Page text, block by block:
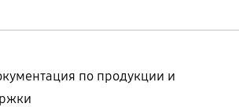
по продукции и